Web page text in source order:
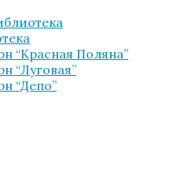
“Красная Поляна”
“Луговая”
“Депо”